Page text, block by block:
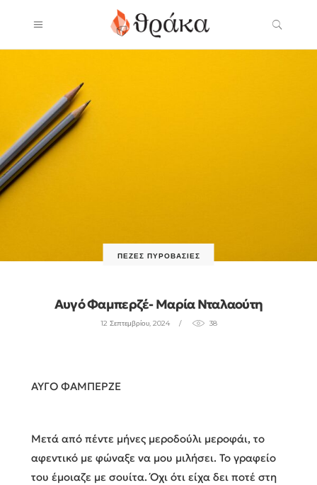
ΠΕΖΈΣ ΠΥΡΟΒΑΣΊΕΣ
Αυγό Φαμπερζέ- Μαρία Νταλαούτη
12 Σεπτεμβρίου, 2024 38
ΑΥΓΟ ΦΑΜΠΕΡΖΕ
Μετά από πέντε μήνες μεροδούλι μεροφάι, το
αφεντικό με φώναξε να μου μιλήσει. Το γραφείο
του έμοιαζε με σουίτα. Όχι ότι είχα δει ποτέ στη